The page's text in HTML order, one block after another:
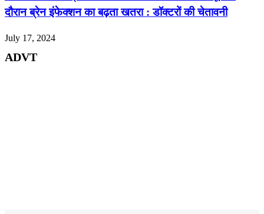
दौरान ब्रेन इंफेक्शन का बढ़ता खतरा : डॉक्टरों की चेतावनी
July 17, 2024
ADVT